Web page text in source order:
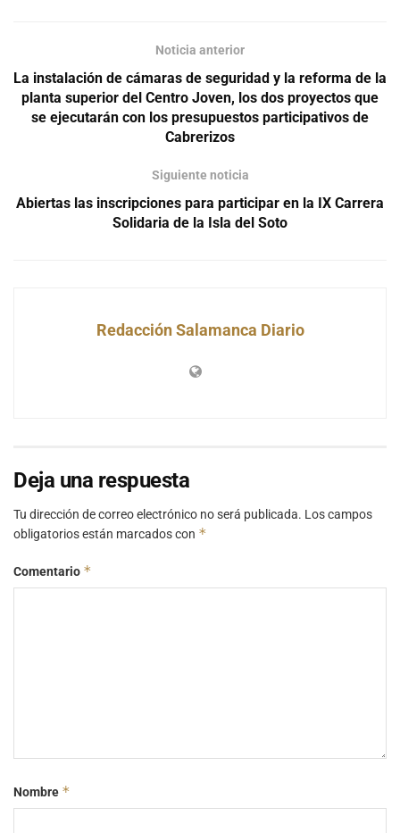
Noticia anterior
La instalación de cámaras de seguridad y la reforma de la
planta superior del Centro Joven, los dos proyectos que
se ejecutarán con los presupuestos participativos de
Cabrerizos
Siguiente noticia
Abiertas las inscripciones para participar en la IX Carrera
Solidaria de la Isla del Soto
Redacción Salamanca Diario
Deja una respuesta
Tu dirección de correo electrónico no será publicada. Los campos
obligatorios están marcados con *
Comentario *
Nombre *